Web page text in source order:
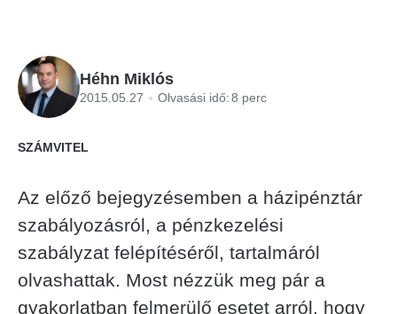
Héhn Miklós
2015.05.27 Olvasási idő:8 perc
SZÁMVITEL
Az előző bejegyzésemben a házipénztár
szabályozásról, a pénzkezelési
szabályzat felépítéséről, tartalmáról
olvashattak. Most nézzük meg pár a
gyakorlatban felmerülő esetet arról, hogy